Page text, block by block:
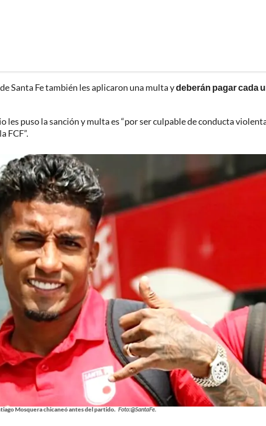
Santa Fe también les aplicaron una multa ydeberán pagar cada
puso la sanción y multa es “por ser culpable de conducta
FCF”.
Mosquera chicaneó antes del partido. Foto:@SantaFe.